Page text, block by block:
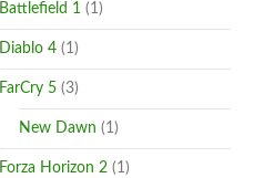
Battlefield 1 (1)
Diablo 4 (1)
FarCry 5 (3)
New Dawn (1)
Forza Horizon 2 (1)